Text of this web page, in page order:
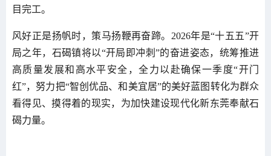
目完工。
风好正是扬帆时，策马扬鞭再奋蹄。2026年是“十五五”开
局之年，石碣镇将以“开局即冲刺”的奋进姿态，统筹推进
高质量发展和高水平安全，全力以赴确保一季度“开门
红”，努力把“智创优品、和美宜居”的美好蓝图转化为群众
看得见、摸得着的现实，为加快建设现代化新东莞奉献石
碣力量。